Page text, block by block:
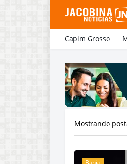
Capim Grosso
Mostrando
Bahia